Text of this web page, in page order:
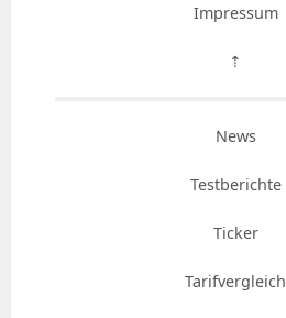
Impressum
⇡
News
Testberichte
Ticker
Tarifvergleich